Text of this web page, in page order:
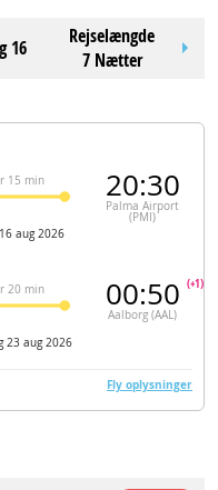
16
Rejselængde
7 Nætter
15 min 20:30
Palma Airport
(PMI)
aug 2026
20 min 00:50
Aalborg (AAL)
(+1)
23 aug 2026
Fly oplysninger